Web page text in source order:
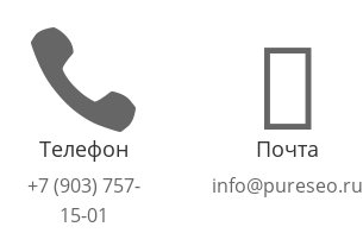

Телефон
+7 (903) 757-
15-01

Почта
info@pureseo.ru